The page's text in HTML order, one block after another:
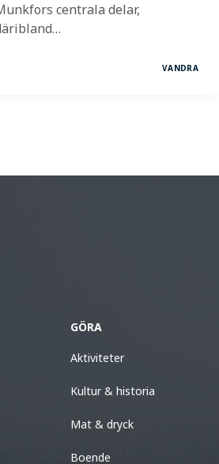
centrala delar,
VANDRA
GÖRA
Aktiviteter
Kultur & historia
Mat & dryck
Boende